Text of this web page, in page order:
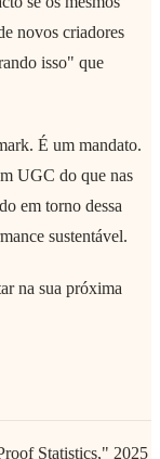
novos criadores
isso" que
É um mandato.
UGC do que nas
em torno dessa
sustentável.
na sua próxima
Statistics," 2025